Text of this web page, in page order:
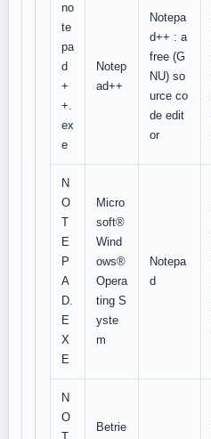
no
te
pa
d
+
+.
ex
e
Notep
ad++
Notepa
d++ : a
free (G
NU) so
urce co
de edit
or
N
O
T
E
P
A
D.
E
X
E
Micro
soft®
Wind
ows®
Opera
ting S
yste
m
Notepa
d
N
O
Betrie